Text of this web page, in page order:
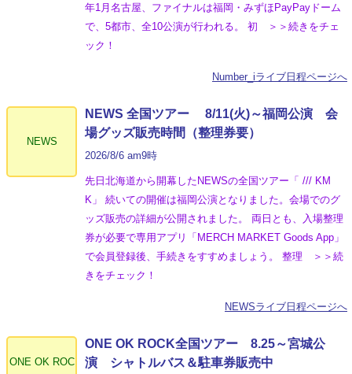
年1月名古屋、ファイナルは福岡・みずほPayPayドーム
で、5都市、全10公演が行われる。 初 ＞＞続きをチェ
ック！
Number_iライブ日程ページへ
NEWS
NEWS 全国ツアー 8/11(火)～福岡公演 会
場グッズ販売時間（整理券要）
2026/8/6 am9時
先日北海道から開幕したNEWSの全国ツアー「 /// KM
K」 続いての開催は福岡公演となりました。会場でのグ
ッズ販売の詳細が公開されました。 両日とも、入場整理
券が必要で専用アプリ「MERCH MARKET Goods App」
で会員登録後、手続きをすすめましょう。 整理 ＞＞続
きをチェック！
NEWSライブ日程ページへ
ONE OK ROC
ONE OK ROCK全国ツアー 8.25～宮城公
演 シャトルバス＆駐車券販売中